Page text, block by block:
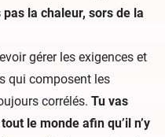
la chaleur, sors de la
gérer les exigences et
qui composent les
corrélés. Tu vas
le monde afin qu’il n’y